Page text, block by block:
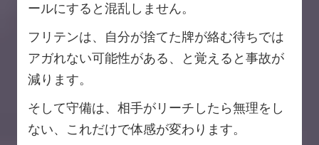
ールにすると混乱しません。
フリテンは、自分が捨てた牌が絡む待ちでは
アガれない可能性がある、と覚えると事故が
減ります。
そして守備は、相手がリーチしたら無理をし
ない、これだけで体感が変わります。